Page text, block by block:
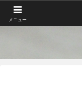
メニュー